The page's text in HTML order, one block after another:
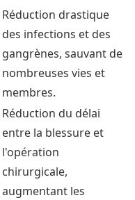
Réduction drastique
des infections et des
gangrènes, sauvant de
nombreuses vies et
membres.
Réduction du délai
entre la blessure et
l'opération
chirurgicale,
augmentant les